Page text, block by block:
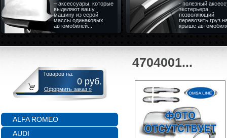
– аксессуары, которые
выделяют вашу
машину из серой
массы одинаковых
автомобилей...
- полезный
экстерьера,
позволяющий
перевозить груз
крыше
4704001...
Товаров на:
0 руб.
Оформить заказ »
ALFA ROMEO
AUDI